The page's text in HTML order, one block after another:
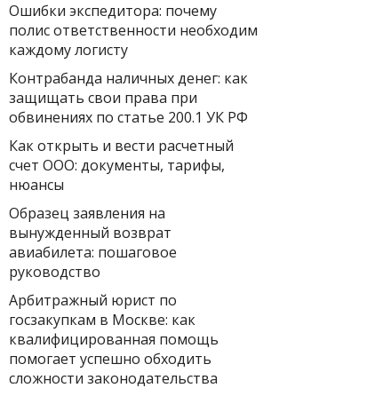
Ошибки экспедитора: почему
полис ответственности необходим
каждому логисту
Контрабанда наличных денег: как
защищать свои права при
обвинениях по статье 200.1 УК РФ
Как открыть и вести расчетный
счет ООО: документы, тарифы,
нюансы
Образец заявления на
вынужденный возврат
авиабилета: пошаговое
руководство
Арбитражный юрист по
госзакупкам в Москве: как
квалифицированная помощь
помогает успешно обходить
сложности законодательства